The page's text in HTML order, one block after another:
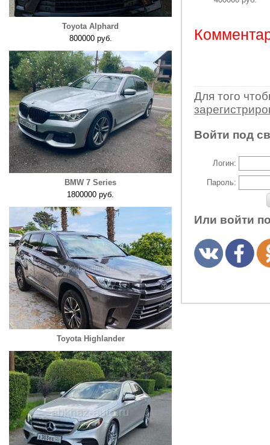
Toyota Alphard
800000 руб.
BMW 7 Series
1800000 руб.
Toyota Highlander
Для того
Войти под
Логин:
Пароль:
Или войти